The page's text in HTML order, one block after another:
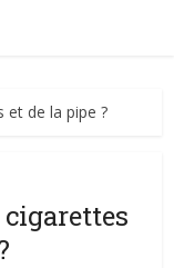
et de la pipe ?